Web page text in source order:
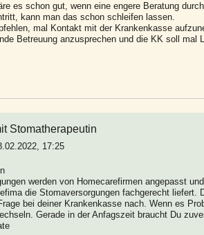
es schon gut, wenn eine engere Beratung
kann man das schon schleifen lassen.
mal Kontakt mit der Krankenkasse
Betreuung anzusprechen und die KK soll mal
Stomatherapeutin
17:25
werden von Homecarefirmen angepasst
die Stomaversorgungen fachgerecht liefert.
bei deiner Krankenkasse nach. Wenn es
Gerade in der Anfagszeit braucht Du